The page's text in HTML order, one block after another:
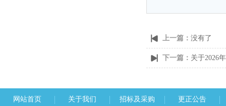
上一篇： 没有了
下一篇： 关于2026
网站首页 关于我们 招标及采购 更正公告